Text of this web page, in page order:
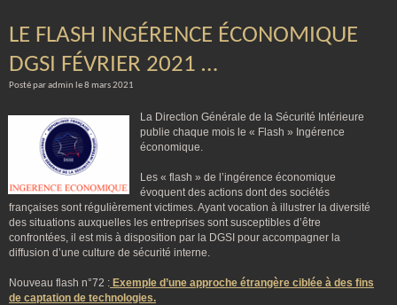
LE FLASH INGÉRENCE ÉCONOMIQUE
DGSI FÉVRIER 2021 …
Posté par admin le 8 mars 2021
La Direction Générale de la Sécurité Intérieure
publie chaque mois le « Flash » Ingérence
économique.
Les « flash » de l’ingérence économique
évoquent des actions dont des sociétés
françaises sont régulièrement victimes. Ayant vocation à illustrer la diversité
des situations auxquelles les entreprises sont susceptibles d’être
confrontées, il est mis à disposition par la DGSI pour accompagner la
diffusion d’une culture de sécurité interne.
Nouveau flash n°72 : Exemple d’une approche étrangère ciblée à des fins
de captation de technologies.